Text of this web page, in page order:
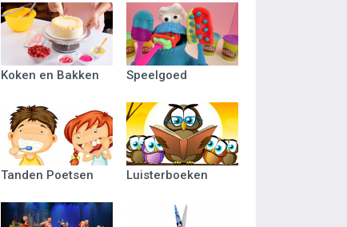
Koken en Bakken Speelgoed
Tanden Poetsen Luisterboeken